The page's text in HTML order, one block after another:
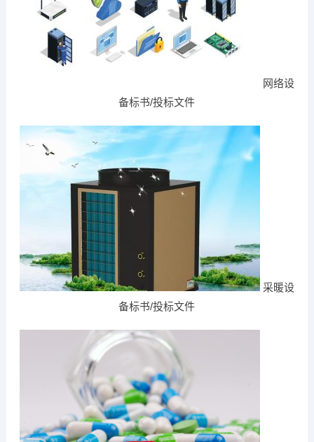
网络设
备标书/投标文件
采暖设
备标书/投标文件